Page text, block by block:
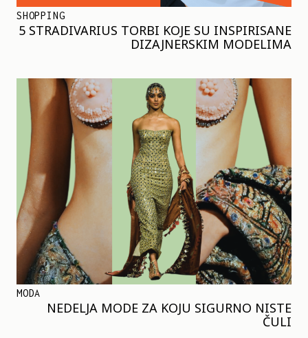
SHOPPING
5 STRADIVARIUS TORBI KOJE SU INSPIRISANE
DIZAJNERSKIM MODELIMA
MODA
NEDELJA MODE ZA KOJU SIGURNO NISTE
ČULI